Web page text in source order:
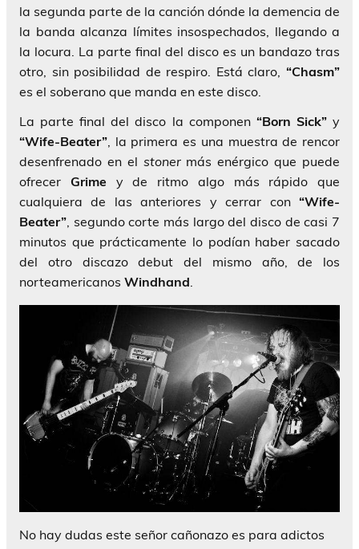
la segunda parte de la canción dónde la demencia de
la banda alcanza límites insospechados, llegando a
la locura. La parte final del disco es un bandazo tras
otro, sin posibilidad de respiro. Está claro, “Chasm”
es el soberano que manda en este disco.
La parte final del disco la componen “Born Sick”y
“Wife-Beater” , la primera es una muestra de rencor
desenfrenado en el stonermás enérgico que puede
ofrecer Grime y de ritmo algo más rápido que
cualquiera de las anteriores y cerrar con “Wife-
Beater” , segundo corte más largo del disco de casi 7
minutos que prácticamente lo podían haber sacado
del otro discazo debut del mismo año, de los
norteamericanos Windhand
No hay dudas este señor cañonazo es para adictos